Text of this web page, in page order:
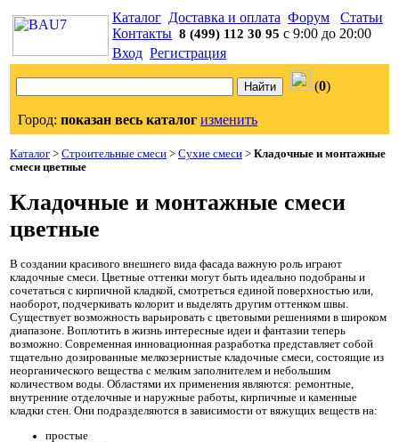
Каталог Доставка и оплата Форум
Статьи
Контакты 8 (499) 112 30 95 с 9:00 до 20:00
Вход Регистрация
(0)
Город: показан весь каталог изменить
Каталог > Строительные смеси > Сухие смеси > Кладочные и монтажные
смеси цветные
Кладочные и монтажные смеси
цветные
В создании красивого внешнего вида фасада важную роль играют
кладочные смеси. Цветные оттенки могут быть идеально подобраны и
сочетаться с кирпичной кладкой, смотреться единой поверхностью или,
наоборот, подчеркивать колорит и выделять другим оттенком швы.
Существует возможность варьировать с цветовыми решениями в широком
диапазоне. Воплотить в жизнь интересные идеи и фантазии теперь
возможно. Современная инновационная разработка представляет собой
тщательно дозированные мелкозернистые кладочные смеси, состоящие из
неорганического вещества с мелким заполнителем и небольшим
количеством воды. Областями их применения являются: ремонтные,
внутренние отделочные и наружные работы, кирпичные и каменные
кладки стен. Они подразделяются в зависимости от вяжущих веществ на:
простые